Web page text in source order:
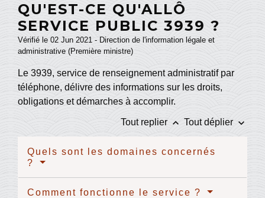
QU'EST-CE QU'ALLÔ
SERVICE PUBLIC 3939 ?
Vérifié le 02 Jun 2021 - Direction de l'information légale et
administrative (Première ministre)
Le 3939, service de renseignement administratif par
téléphone, délivre des informations sur les droits,
obligations et démarches à accomplir.
Tout replier keyboard_arrow_up Tout déplier keyboard_arrow_down
Quels sont les domaines concernés
?
Comment fonctionne le service ?